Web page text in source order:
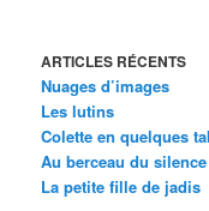
ARTICLES RÉCENTS
Nuages d’images
Les lutins
Colette en quelques
Au berceau du silence
La petite fille de jadis